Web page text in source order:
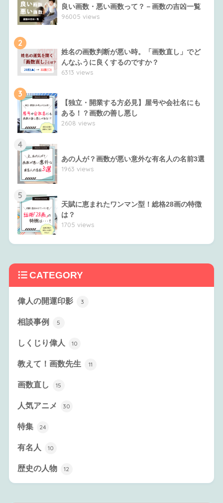
良い画数・悪い画数って？－画数の吉凶一覧
96005 views
2
姓名の画数判断が悪い時。「画数直し」でど
んなふうに良くするのですか？
6313 views
3
【独立・開業する方必見】屋号や会社名にも
ある！？画数の善し悪し
2608 views
4
あの人が？画数が悪い意外な有名人の名前3選
1963 views
5
天賦に恵まれたワンマン型！総格28画の特徴
は？
1705 views
CATEGORY
偉人の開運印影 3
相談事例 5
しくじり偉人 10
教えて！画数先生 11
画数直し 15
人気アニメ 30
特集 24
有名人 10
歴史の人物 12